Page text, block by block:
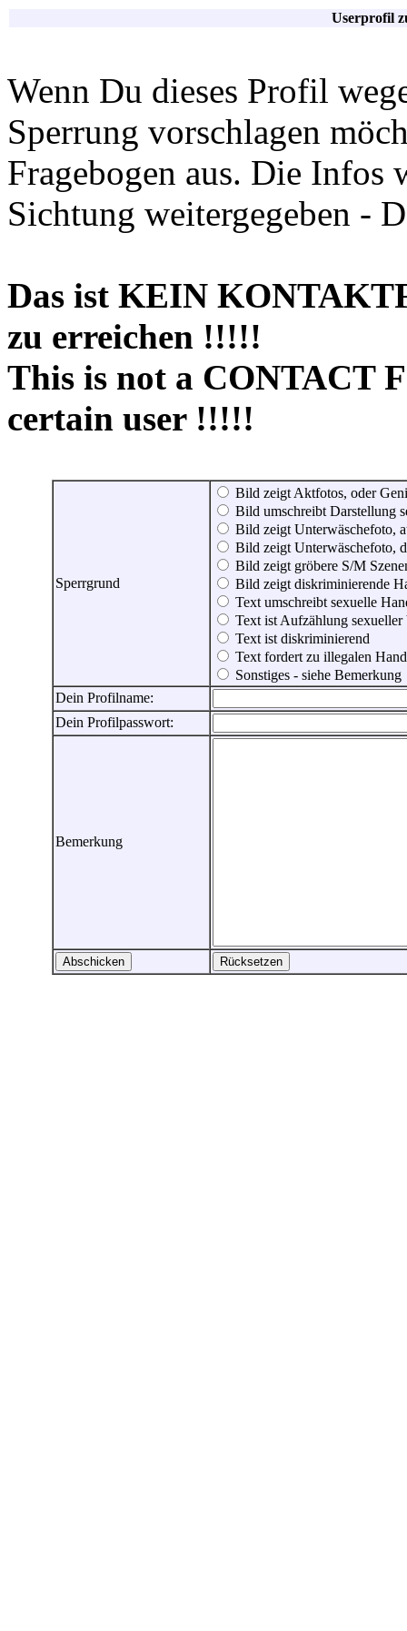
Userprofil
Wenn Du dieses Profil
Sperrung vorschlagen
Fragebogen aus. Die Infos
Sichtung weitergegeben -
Das ist KEIN
zu erreichen !!!!!
This is not a CONTACT
certain user !!!!!
Sperrgrund
Bild zeigt Aktfotos, oder
Bild umschreibt Darstellung
Bild zeigt Unterwäschefoto,
Bild zeigt Unterwäschefoto,
Bild zeigt gröbere S/M
Bild zeigt diskriminierende
Text umschreibt sexuelle
Text ist Aufzählung sexueller
Text ist diskriminierend
Text fordert zu illegalen
Sonstiges - siehe Bemerkung
Dein Profilname:
Dein Profilpasswort:
Bemerkung